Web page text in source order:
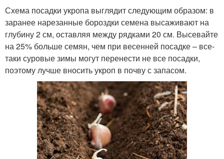
Схема посадки укропа выглядит следующим образом: в
заранее нарезанные бороздки семена высаживают на
глубину 2 см, оставляя между рядками 20 см. Высевайте
на 25% больше семян, чем при весенней посадке – все-
таки суровые зимы могут перенести не все посадки,
поэтому лучше вносить укроп в почву с запасом.